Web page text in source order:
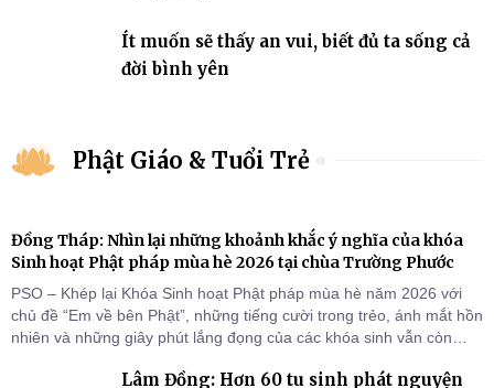
Ít muốn sẽ thấy an vui, biết đủ ta sống cả
đời bình yên
Phật Giáo & Tuổi Trẻ
Đồng Tháp: Nhìn lại những khoảnh khắc ý nghĩa của khóa
Sinh hoạt Phật pháp mùa hè 2026 tại chùa Trường Phước
PSO – Khép lại Khóa Sinh hoạt Phật pháp mùa hè năm 2026 với
chủ đề “Em về bên Phật”, những tiếng cười trong trẻo, ánh mắt hồn
nhiên và những giây phút lắng đọng của các khóa sinh vẫn còn
Tháp). Những tuần tu học ngắn ngủi nhưng đã trở thành hành
Lâm Đồng: Hơn 60 tu sinh phát nguyện